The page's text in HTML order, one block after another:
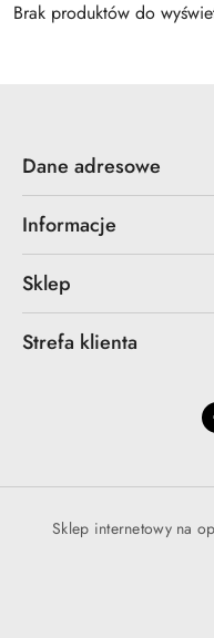
Brak produktów do
Dane adresowe
Informacje
Sklep
Strefa klienta
Sklep internetowy na